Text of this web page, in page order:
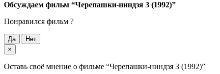
Обсуждаем фильм “Черепашки-ниндзя 3 (1992)”
Понравился фильм ?
Да
Нет
×
Оставь своё мнение о фильме “Черепашки-ниндзя 3 (1992)”